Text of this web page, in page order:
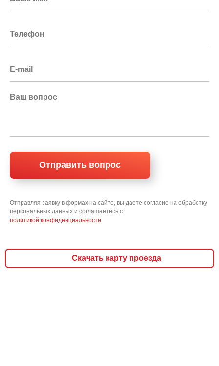
Отправляя заявку в формах на сайте, вы даете согласие на обработку
персональных данных и соглашаетесь c
политикой конфиденциальности
Скачать карту проезда